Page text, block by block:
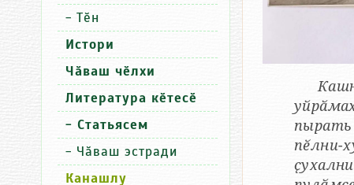
пӗлни-
- Тӗн
Истори
Чӑваш чӗлхи
Литература кӗтесӗ
- Статьясем
- Чӑваш эстради
Канашлу